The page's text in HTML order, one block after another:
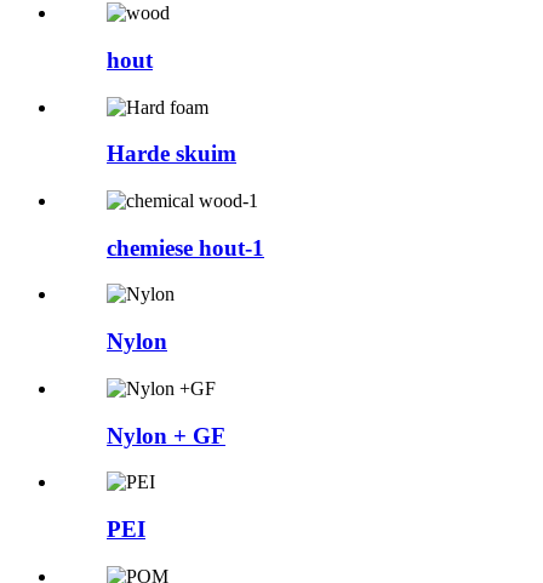
hout
Harde skuim
chemiese hout-1
Nylon
Nylon + GF
PEI